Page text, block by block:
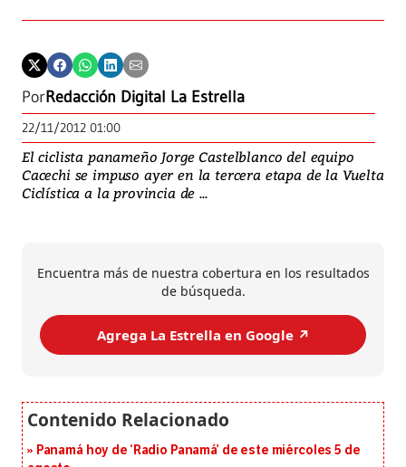
PorRedacción Digital La Estrella
22/11/2012 01:00
El ciclista panameño Jorge Castelblanco del equipo
Cacechi se impuso ayer en la tercera etapa de la Vuelta
Ciclística a la provincia de ...
Encuentra más de nuestra cobertura en los resultados
de búsqueda.
Agrega La Estrella en Google ↗️
Panamá hoy de ‘Radio Panamá’ de este miércoles 5 de